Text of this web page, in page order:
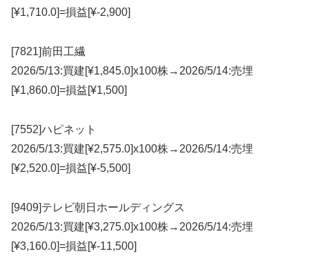
[¥1,710.0]=損益[¥-2,900]
[7821]前田工繊
2026/5/13:買建[¥1,845.0]x100株→2026/5/14:売埋
[¥1,860.0]=損益[¥1,500]
[7552]ハピネット
2026/5/13:買建[¥2,575.0]x100株→2026/5/14:売埋
[¥2,520.0]=損益[¥-5,500]
[9409]テレビ朝日ホールディングス
2026/5/13:買建[¥3,275.0]x100株→2026/5/14:売埋
[¥3,160.0]=損益[¥-11,500]